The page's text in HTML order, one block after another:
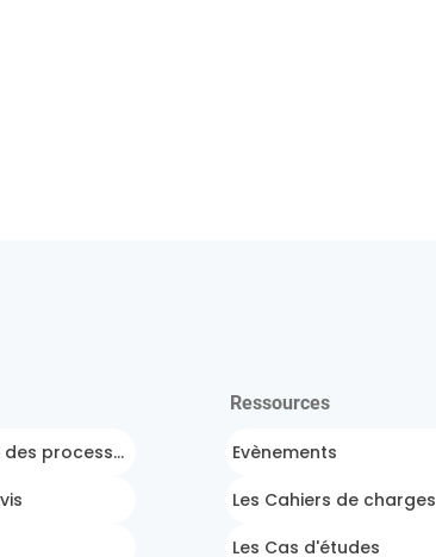
Cartographie des processus
Ressources
Evènements
Les Cahiers de charges
Les Cas d'études